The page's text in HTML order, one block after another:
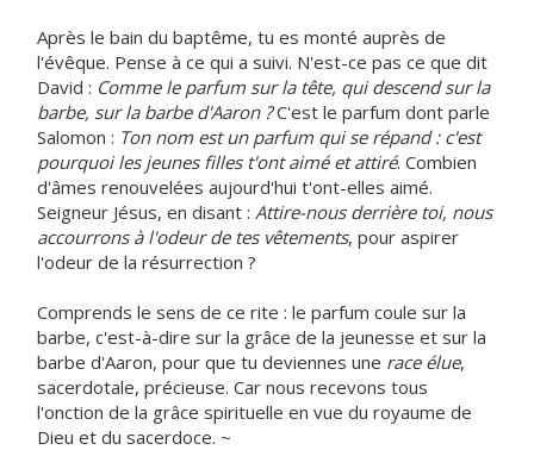
Après le bain du baptême, tu es monté auprès de
l'évêque. Pense à ce qui a suivi. N'est-ce pas ce que dit
David : Comme le parfum sur la tête, qui descend sur la
barbe, sur la barbe d'Aaron ?C'est le parfum dont parle
Salomon : Ton nom est un parfum qui se répand : c'est
pourquoi les jeunes filles t'ont aimé et attiré. Combien
d'âmes renouvelées aujourd'hui t'ont-elles aimé.
Seigneur Jésus, en disant : Attire-nous derrière toi, nous
accourrons à l'odeur de tes vêtements, pour aspirer
l'odeur de la résurrection ?
Comprends le sens de ce rite : le parfum coule sur la
barbe, c'est-à-dire sur la grâce de la jeunesse et sur la
barbe d'Aaron, pour que tu deviennes une race élue,
sacerdotale, précieuse. Car nous recevons tous
l'onction de la grâce spirituelle en vue du royaume de
Dieu et du sacerdoce. ~